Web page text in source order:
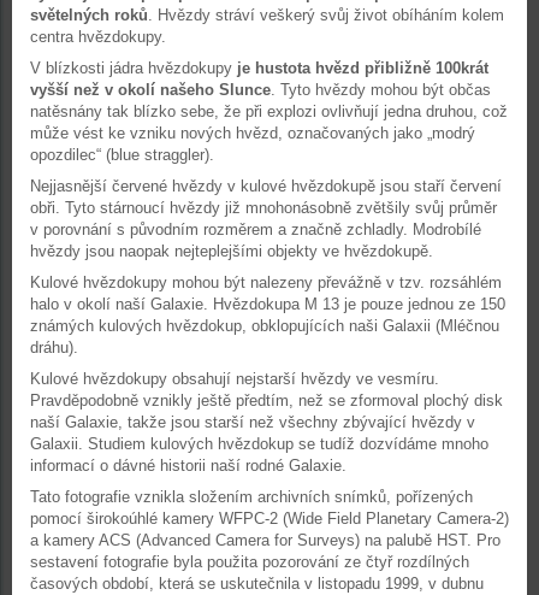
světelných roků. Hvězdy stráví veškerý svůj život obíháním kolem
centra hvězdokupy.
V blízkosti jádra hvězdokupy je hustota hvězd přibližně 100krát
vyšší než v okolí našeho Slunce. Tyto hvězdy mohou být občas
natěsnány tak blízko sebe, že při explozi ovlivňují jedna druhou, což
může vést ke vzniku nových hvězd, označovaných jako „modrý
opozdilec“ (blue straggler).
Nejjasnější červené hvězdy v kulové hvězdokupě jsou staří červení
obři. Tyto stárnoucí hvězdy již mnohonásobně zvětšily svůj průměr
v porovnání s původním rozměrem a značně zchladly. Modrobílé
hvězdy jsou naopak nejteplejšími objekty ve hvězdokupě.
Kulové hvězdokupy mohou být nalezeny převážně v tzv. rozsáhlém
halo v okolí naší Galaxie. Hvězdokupa M 13 je pouze jednou ze 150
známých kulových hvězdokup, obklopujících naši Galaxii (Mléčnou
dráhu).
Kulové hvězdokupy obsahují nejstarší hvězdy ve vesmíru.
Pravděpodobně vznikly ještě předtím, než se zformoval plochý disk
naší Galaxie, takže jsou starší než všechny zbývající hvězdy v
Galaxii. Studiem kulových hvězdokup se tudíž dozvídáme mnoho
informací o dávné historii naší rodné Galaxie.
Tato fotografie vznikla složením archivních snímků, pořízených
pomocí širokoúhlé kamery WFPC-2 (Wide Field Planetary Camera-2)
a kamery ACS (Advanced Camera for Surveys) na palubě HST. Pro
sestavení fotografie byla použita pozorování ze čtyř rozdílných
časových období, která se uskutečnila v listopadu 1999, v dubnu